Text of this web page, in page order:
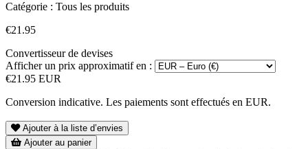
Catégorie : Tous les produits
€21.95
Convertisseur de devises
Afficher un prix approximatif en :
€21.95 EUR
Conversion indicative. Les paiements sont effectués en EUR.
Ajouter à la liste d’envies
Ajouter au panier